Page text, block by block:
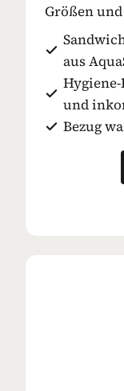
Größen
aus
und
Bezug